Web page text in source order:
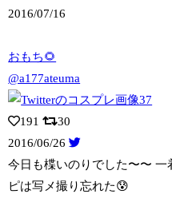
2016/07/16
おもち🌻
@a177ateuma
191
30
2016/06/26
今日も楪いのりでした〜〜 一
ピは写メ撮り忘れた😰